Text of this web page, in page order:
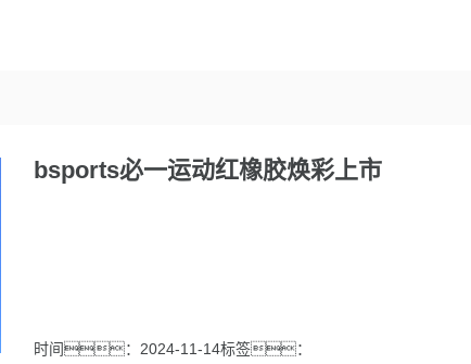
bsports必一运动红橡胶焕彩上市
时间：2024-11-14标签：